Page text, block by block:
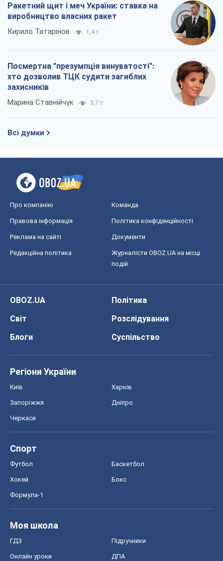
Ракетний щит і меч України: ставка на
виробництво власних ракет
Кирило Татарінов 1,4 т.
Посмертна "презумпція винуватості":
хто дозволив ТЦК судити загиблих
захисників
Марина Ставнійчук 3,7 т.
Всі думки
Про компанію Команда
Правова інформація Політика конфіденційності
Реклама на сайті Документи
Редакційна політика
Журналісти OBOZ.UA на місці
подій
OBOZ.UA
Політика
Світ
Розслідування
Блоги
Суспільство
Регіони України
Київ Харків
Запоріжжя Дніпро
Черкаси
Спорт
Футбол Баскетбол
Хокей Бокс
Формула-1
Моя школа
ГДЗ Підручники
Онлайн уроки ДПА